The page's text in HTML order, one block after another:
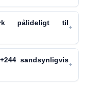
pålideligt til
+
sandsynligvis
+